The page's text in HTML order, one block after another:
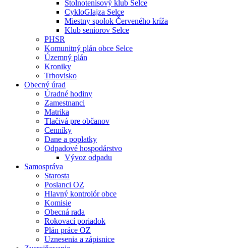
Stolnotenisový klub Selce
CykloGlajza Selce
Miestny spolok Červeného kríža
Klub seniorov Selce
PHSR
Komunitný plán obce Selce
Územný plán
Kroniky
Trhovisko
Obecný úrad
Úradné hodiny
Zamestnanci
Matrika
Tlačivá pre občanov
Cenníky
Dane a poplatky
Odpadové hospodárstvo
Vývoz odpadu
Samospráva
Starosta
Poslanci OZ
Hlavný kontrolór obce
Komisie
Obecná rada
Rokovací poriadok
Plán práce OZ
Uznesenia a zápisnice